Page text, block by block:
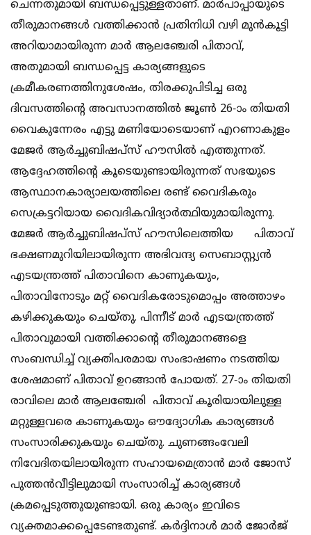
ചെന്നതുമായി ബന്ധപ്പെട്ടുള്ളതാണ്. മാര്‍പാപ്പായുടെ
തീരുമാനങ്ങള്‍ വത്തിക്കാന്‍ പ്രതിനിധി വഴി മുന്‍കൂട്ടി
അറിയാമായിരുന്ന മാര്‍ ആലഞ്ചേരി പിതാവ്,
അതുമായി ബന്ധപ്പെട്ട കാര്യങ്ങളുടെ
ക്രമീകരണത്തിനുശേഷം, തിരക്കുപിടിച്ച ഒരു
ദിവസത്തിന്റെ അവസാനത്തില്‍ ജൂണ്‍ 26-ാം തിയതി
വൈകുന്നേരം എട്ടു മണിയോടെയാണ് എറണാകുളം
മേജര്‍ ആര്‍ച്ചുബിഷപ്സ് ഹൗസില്‍ എത്തുന്നത്.
ആദ്ദേഹത്തിന്റെ കൂടെയുണ്ടായിരുന്നത് സഭയുടെ
ആസ്ഥാനകാര്യാലയത്തിലെ രണ്ട് വൈദികരും
സെക്രട്ടറിയായ വൈദികവിദ്യാര്‍ത്ഥിയുമായിരുന്നു.
മേജര്‍ ആര്‍ച്ചുബിഷപ്സ് ഹൗസിലെത്തിയ പിതാവ്
ഭക്ഷണമുറിയിലായിരുന്ന അഭിവന്ദ്യ സെബാസ്റ്റ്യന്‍
എടയന്ത്രത്ത് പിതാവിനെ കാണുകയും,
പിതാവിനോടും മറ്റ് വൈദികരോടുമൊപ്പം അത്താഴം
കഴിക്കുകയും ചെയ്തു. പിന്നീട് മാര്‍ എടയന്ത്രത്ത്
പിതാവുമായി വത്തിക്കാന്റെ തീരുമാനങ്ങളെ
സംബന്ധിച്ച് വ്യക്തിപരമായ സംഭാഷണം നടത്തിയ
ശേഷമാണ് പിതാവ് ഉറങ്ങാന്‍ പോയത്. 27-ാം തിയതി
രാവിലെ മാര്‍ ആലഞ്ചേരി പിതാവ് കൂരിയായിലുള്ള
മറ്റുള്ളവരെ കാണുകയും ഔദ്യോഗിക കാര്യങ്ങള്‍
സംസാരിക്കുകയും ചെയ്തു. ചുണങ്ങംവേലി
നിവേദിതയിലായിരുന്ന സഹായമെത്രാന്‍ മാര്‍ ജോസ്
പുത്തന്‍വീട്ടിലുമായി സംസാരിച്ച് കാര്യങ്ങള്‍
ക്രമപ്പെടുത്തുയുണ്ടായി. ഒരു കാര്യം ഇവിടെ
വ്യക്തമാക്കപ്പെടേണ്ടതുണ്ട്. കര്‍ദ്ദിനാള്‍ മാര്‍ ജോര്‍ജ്